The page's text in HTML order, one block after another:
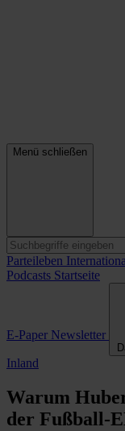
Menü schließen
Parteileben
Podcasts Startseite
E-Paper Newsletter
Inland
Warum
der Fußball-